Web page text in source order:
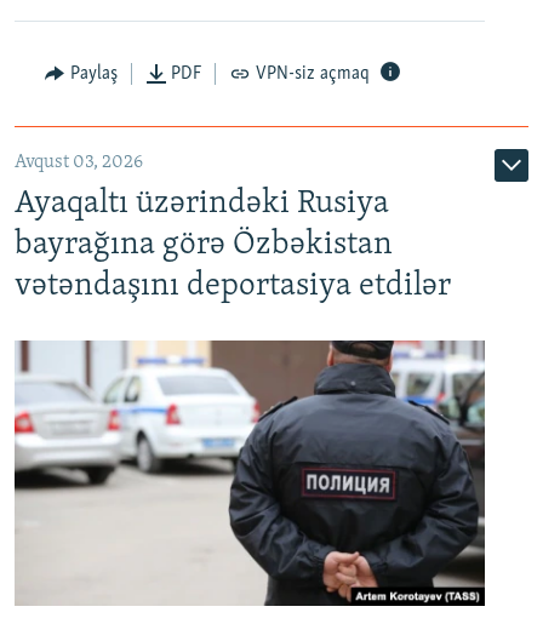
Paylaş PDF VPN-siz açmaq
Avqust 03, 2026
Ayaqaltı üzərindəki Rusiya
bayrağına görə Özbəkistan
vətəndaşını deportasiya etdilər